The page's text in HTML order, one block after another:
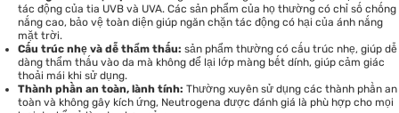
tác động của tia UVB và UVA. Các sản phẩm của họ thường có chỉ số chống
nắng cao, bảo vệ toàn diện giúp ngăn chặn tác động có hại của ánh nắng
mặt trời.
Cấu trúc nhẹ và dễ thẩm thấu: sản phẩm thường có cấu trúc nhẹ, giúp dễ
dàng thẩm thấu vào da mà không để lại lớp màng bết dính, giúp cảm giác
thoải mái khi sử dụng.
Thành phần an toàn, lành tính: Thường xuyên sử dụng các thành phần an
toàn và không gây kích ứng, Neutrogena được đánh giá là phù hợp cho mọi